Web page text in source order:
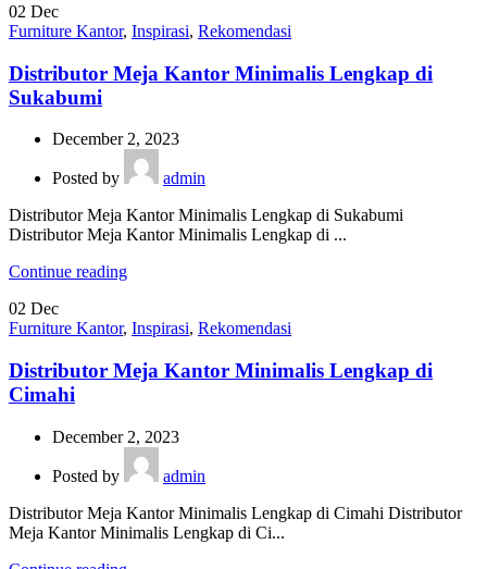
02 Dec
Furniture Kantor, Inspirasi, Rekomendasi
Distributor Meja Kantor Minimalis Lengkap di
Sukabumi
December 2, 2023
Posted by
admin
Distributor Meja Kantor Minimalis Lengkap di Sukabumi
Distributor Meja Kantor Minimalis Lengkap di ...
Continue reading
02 Dec
Furniture Kantor, Inspirasi, Rekomendasi
Distributor Meja Kantor Minimalis Lengkap di
Cimahi
December 2, 2023
Posted by
admin
Distributor Meja Kantor Minimalis Lengkap di Cimahi Distributor
Meja Kantor Minimalis Lengkap di Ci...